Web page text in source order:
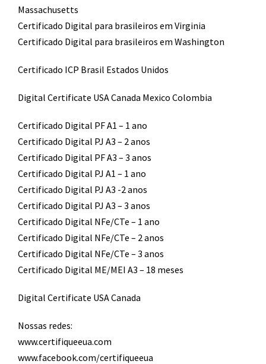
Massachusetts
Certificado Digital para brasileiros em Virginia
Certificado Digital para brasileiros em Washington
Certificado ICP Brasil Estados Unidos
Digital Certificate USA Canada Mexico Colombia
Certificado Digital PF A1 – 1 ano
Certificado Digital PJ A3 – 2 anos
Certificado Digital PF A3 – 3 anos
Certificado Digital PJ A1 – 1 ano
Certificado Digital PJ A3 -2 anos
Certificado Digital PJ A3 – 3 anos
Certificado Digital NFe/CTe – 1 ano
Certificado Digital NFe/CTe – 2 anos
Certificado Digital NFe/CTe – 3 anos
Certificado Digital ME/MEI A3 – 18 meses
Digital Certificate USA Canada
Nossas redes:
www.certifiqueeua.com
www.facebook.com/certifiqueeua